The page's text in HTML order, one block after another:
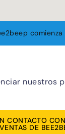
comienza
nuestros
CONTACTO
VENTAS DE